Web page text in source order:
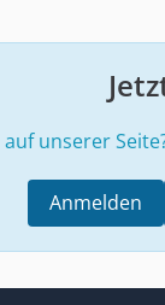
unserer
Anmelden